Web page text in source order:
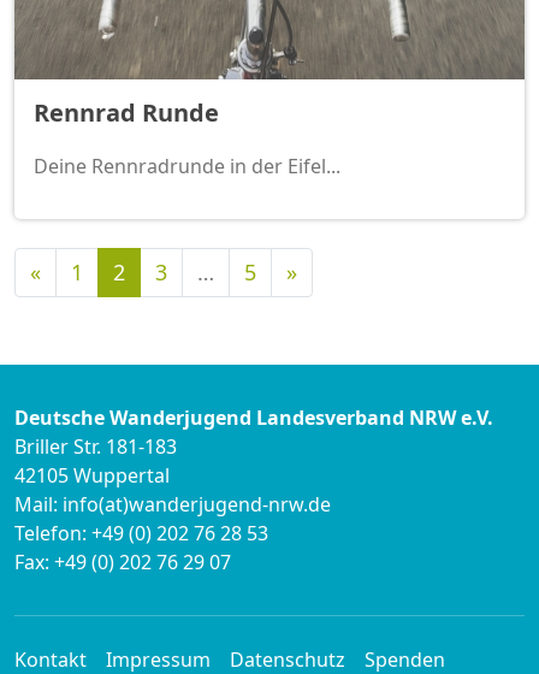
Rennrad Runde
Deine Rennradrunde in der Eifel...
«Vorherige
1 2 3 … 5 »Nächste
Deutsche Wanderjugend Landesverband NRW e.V.
Briller Str. 181-183
42105 Wuppertal
Mail: info(at)wanderjugend-nrw.de
Telefon: +49 (0) 202 76 28 53
Fax: +49 (0) 202 76 29 07
Kontakt Impressum Datenschutz Spenden